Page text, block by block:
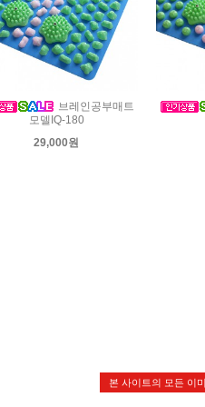
브레인공부매트
모델IQ-180
29,000원
본 사이트의 모든 이